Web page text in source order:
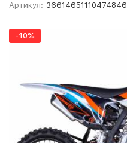
Артикул: 36614651110474846
-10%